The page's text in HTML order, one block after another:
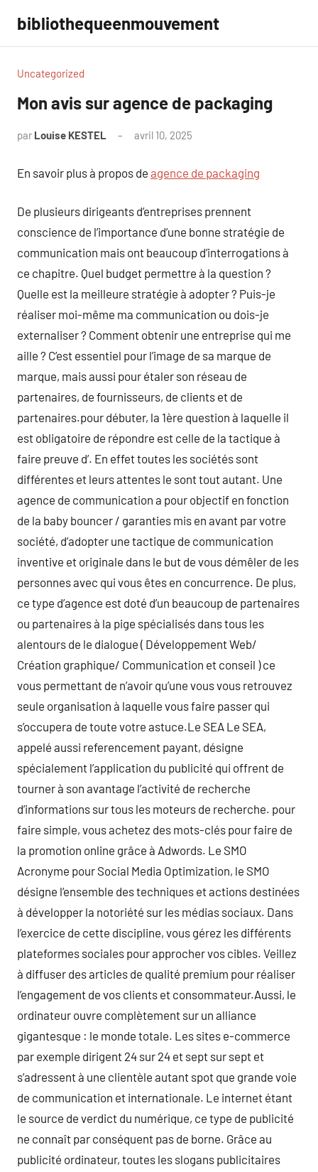
contenu
bibliothequeenmouvement
Uncategorized
Mon avis sur agence de packaging
par Louise KESTEL avril 10, 2025
En savoir plus à propos de agence de packaging
De plusieurs dirigeants d’entreprises prennent
conscience de l’importance d’une bonne stratégie de
communication mais ont beaucoup d’interrogations à
ce chapitre. Quel budget permettre à la question ?
Quelle est la meilleure stratégie à adopter ? Puis-je
réaliser moi-même ma communication ou dois-je
externaliser ? Comment obtenir une entreprise qui me
aille ? C’est essentiel pour l’image de sa marque de
marque, mais aussi pour étaler son réseau de
partenaires, de fournisseurs, de clients et de
partenaires.pour débuter, la 1ère question à laquelle il
est obligatoire de répondre est celle de la tactique à
faire preuve d’. En effet toutes les sociétés sont
différentes et leurs attentes le sont tout autant. Une
agence de communication a pour objectif en fonction
de la baby bouncer / garanties mis en avant par votre
société, d’adopter une tactique de communication
inventive et originale dans le but de vous démêler de les
personnes avec qui vous êtes en concurrence. De plus,
ce type d’agence est doté d’un beaucoup de partenaires
ou partenaires à la pige spécialisés dans tous les
alentours de le dialogue ( Développement Web/
Création graphique/ Communication et conseil ) ce
vous permettant de n’avoir qu’une vous vous retrouvez
seule organisation à laquelle vous faire passer qui
s’occupera de toute votre astuce.Le SEA Le SEA,
appelé aussi referencement payant, désigne
spécialement l’application du publicité qui offrent de
tourner à son avantage l’activité de recherche
d’informations sur tous les moteurs de recherche. pour
faire simple, vous achetez des mots-clés pour faire de
la promotion online grâce à Adwords. Le SMO
Acronyme pour Social Media Optimization, le SMO
désigne l’ensemble des techniques et actions destinées
à développer la notoriété sur les médias sociaux. Dans
l’exercice de cette discipline, vous gérez les différents
plateformes sociales pour approcher vos cibles. Veillez
à diffuser des articles de qualité premium pour réaliser
l’engagement de vos clients et consommateur.Aussi, le
ordinateur ouvre complètement sur un alliance
gigantesque : le monde totale. Les sites e-commerce
par exemple dirigent 24 sur 24 et sept sur sept et
s’adressent à une clientèle autant spot que grande voie
de communication et internationale. Le internet étant
le source de verdict du numérique, ce type de publicité
ne connaît par conséquent pas de borne. Grâce au
publicité ordinateur, toutes les slogans publicitaires